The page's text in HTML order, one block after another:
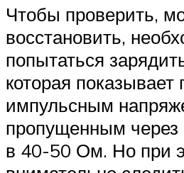
Чтобы проверить,
восстановить,
попытаться
которая показывает
импульсным
пропущенным через
в 40-50 Ом. Но при